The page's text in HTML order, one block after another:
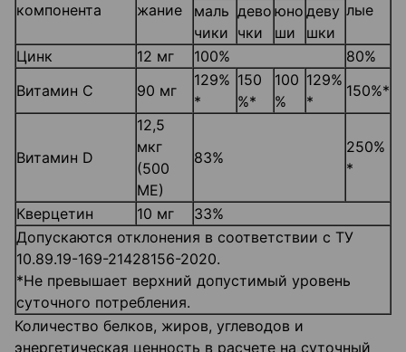
компонента
жание
лые
маль
чики
дево
чки
юно
ши
деву
шки
Цинк
12 мг 100%
80%
Витамин С
90 мг
129%
*
150
%*
100
%
129%
*
150%*
Витамин D
12,5
мкг
(500
МЕ)
83%
250%
*
Кверцетин 10 мг
33%
Допускаются отклонения в соответствии с ТУ
10.89.19-169-21428156-2020.
*Не превышает верхний допустимый уровень
суточного потребления.
Количество белков, жиров, углеводов и
энергетическая ценность в расчете на суточный